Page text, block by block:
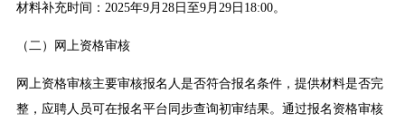
材料补充时间：2025年9月28日至9月29日18:00。
（二）网上资格审核
网上资格审核主要审核报名人是否符合报名条件，提供材料是否完
整，应聘人员可在报名平台同步查询初审结果。通过报名资格审核